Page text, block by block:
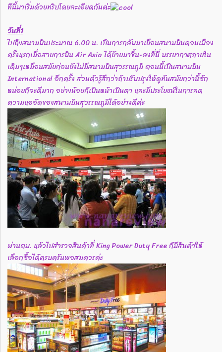
ทีนี้มาเริ่มด้วยทริปโดยละเอียดกันค่ะ
วันที่1
ไปถึงสนามบินประมาณ 6.00 น. เป็นการกลับมาเยือนสนามบินดอนเมือง
ครั้งแรกเมื่อสายการบิน Air Asia ได้ย้ายมาขึ้น-ลงที่นี่ บรรยากาศภายใน
เดิมๆเหมือนสมัยก่อนยังไม่มีสนามบินสุวรรณภูมิ ตอนนี้เป็นสนามบิน
International อีกครั้ง ส่วนตัวรู้สึกว่าถ้าปรับปรุงให้ดูทันสมัยกว่านี้ซัก
หน่อยก็จะดีมาก อย่างน้อยก็เป็นหน้าเป็นตา และมีประโยชน์ในการลด
ความแออัดของสนามบินสุวรรณภูมิได้อย่างดีค่ะ
ผ่านตม. แล้วไปสำรวจสินค้าที่ King Power Duty Free ก็มีสินค้าให้
เลือกซื้อได้ครบครันพอสมควรค่ะ